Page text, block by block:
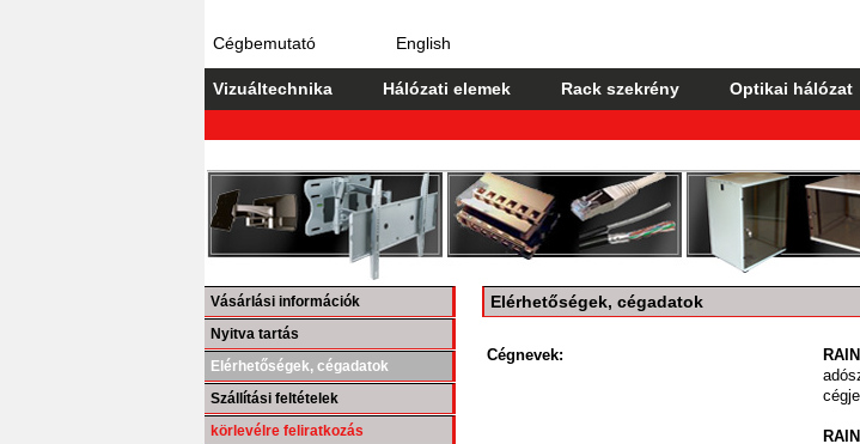
Cégbemutató English
Vizuáltechnika Hálózati elemek Rack szekrény Optikai hálózat
Vásárlási információk
Nyitva tartás
Elérhetőségek, cégadatok
Szállítási feltételek
körlevélre feliratkozás
Elérhetőségek, cégadatok
Cégnevek: